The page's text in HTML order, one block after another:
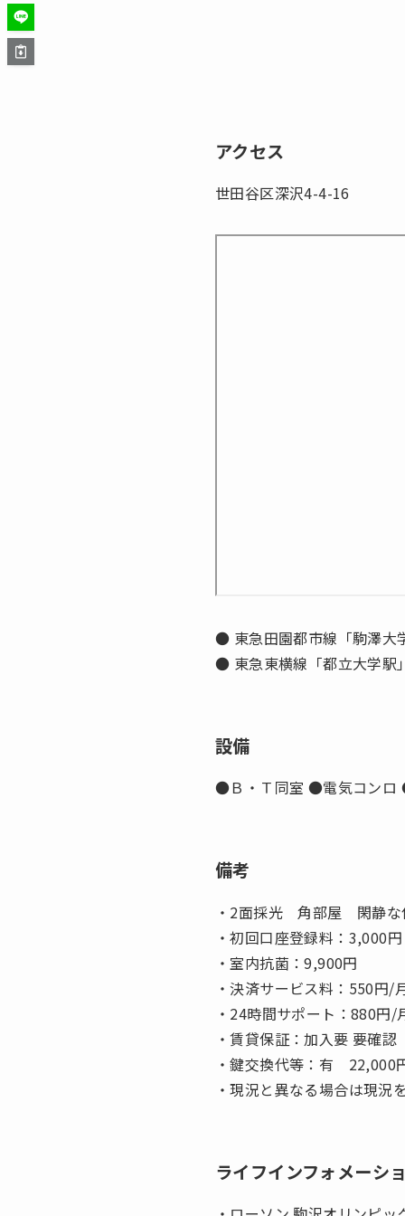
アクセス
世田谷区深沢4-4-16
● 東急田園都市線「駒澤大
● 東急東横線「都立大学駅
設備
●Ｂ・Ｔ同室 ●電気コンロ
備考
・2面採光 角部屋 閑静な
・初回口座登録料：3,000円
・室内抗菌：9,900円
・決済サービス料：550
・24時間サポート：880円/
・賃貸保証：加入要 要確
・鍵交換代等：有 22,000
・現況と異なる場合は現況
ライフインフォメーシ